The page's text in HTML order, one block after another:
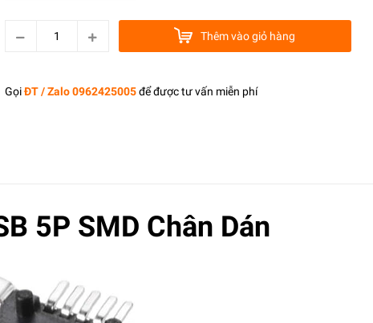
Thêm vào giỏ hàng
GọiĐT / Zalo 0962425005để được tư vấn miễn phí
5P SMD Chân Dán